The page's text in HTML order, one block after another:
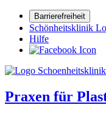
Barrierefreiheit
Schönheitsklinik
Hilfe
Praxen für